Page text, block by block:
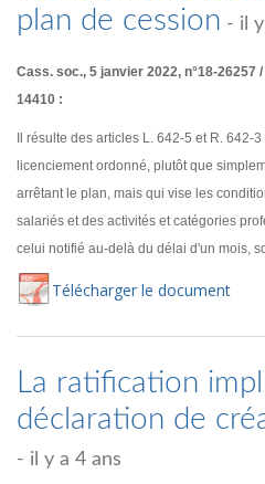
plan de cession - il
Cass. soc., 5 janvier 2022, n°18-26257
14410 :
Il résulte des articles L. 642-5 et R. 642-
licenciement ordonné, plutôt que
arrêtant le plan, mais qui vise les
salariés et des activités et catégories
celui notifié au-delà du délai d'un mois,
Télécharger le document
La ratification
déclaration de
- il y a 4 ans